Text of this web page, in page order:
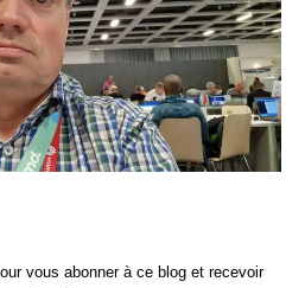
vous abonner à ce blog et recevoir